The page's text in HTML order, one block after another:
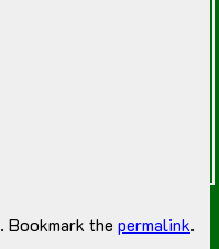
. Bookmark the permalink.